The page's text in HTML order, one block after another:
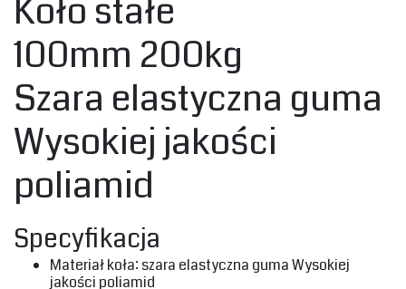
‎Koło stałe‎
100mm 200kg
‎Szara elastyczna guma‎
‎Wysokiej jakości
poliamid‎
‎Specyfikacja‎
‎Materiał koła: szara elastyczna guma Wysokiej
jakości poliamid‎